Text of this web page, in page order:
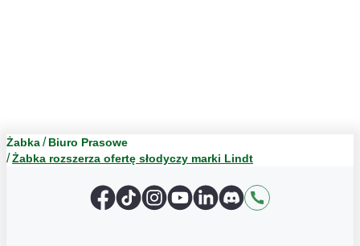
Żabka
Biuro Prasowe
Żabka rozszerza ofertę słodyczy marki Lindt
Facebook
TikTokInstagram
YouTubeLinkedIn
Discord